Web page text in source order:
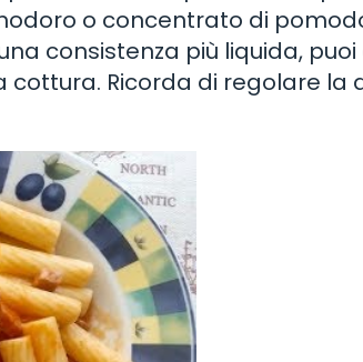
o concentrato di
consistenza più liquida,
Ricorda di regolare la